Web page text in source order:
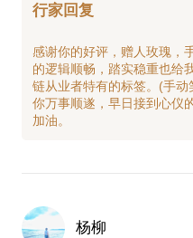
行家回复
感谢你的好评，赠人玫瑰，
的逻辑顺畅，踏实稳重也给
链从业者特有的标签。(手
你万事顺遂，早日接到心仪
杨柳